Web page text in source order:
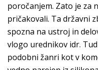
poročanjem. Zato je za
pričakovali. Ta državni
spozna na ustroj in
vlogo urednikov idr.
podobni žanri kot v